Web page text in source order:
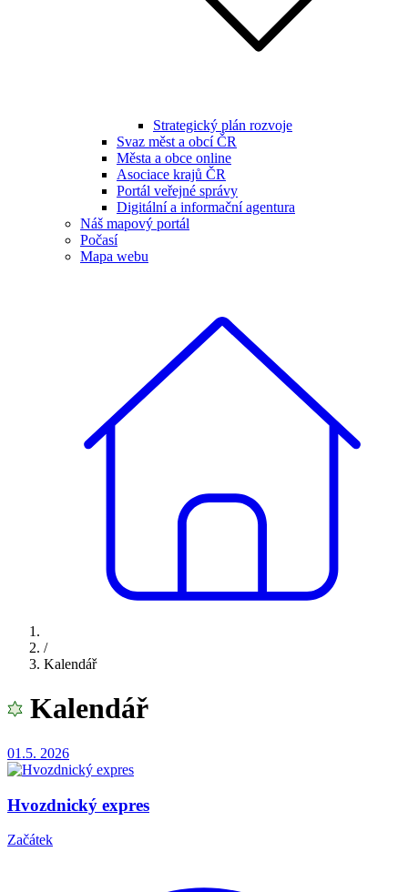
Strategický plán rozvoje
Svaz měst a obcí ČR
Města a obce online
Asociace krajů ČR
Portál veřejné správy
Digitální a informační agentura
Náš mapový portál
Počasí
Mapa webu
/
Kalendář
Kalendář
01.5. 2026
Hvozdnický expres
Začátek